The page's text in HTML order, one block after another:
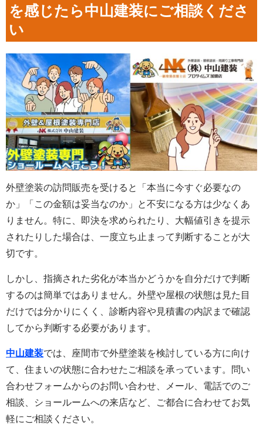
を感じたら中山建装にご相談くださ
い
外壁塗装の訪問販売を受けると「本当に今すぐ必要なの
か」「この金額は妥当なのか」と不安になる方は少なくあ
りません。特に、即決を求められたり、大幅値引きを提示
されたりした場合は、一度立ち止まって判断することが大
切です。
しかし、指摘された劣化が本当かどうかを自分だけで判断
するのは簡単ではありません。外壁や屋根の状態は見た目
だけでは分かりにくく、診断内容や見積書の内訳まで確認
してから判断する必要があります。
中山建装では、座間市で外壁塗装を検討している方に向け
て、住まいの状態に合わせたご相談を承っています。問い
合わせフォームからのお問い合わせ、メール、電話でのご
相談、ショールームへの来店など、ご都合に合わせてお気
軽にご相談ください。